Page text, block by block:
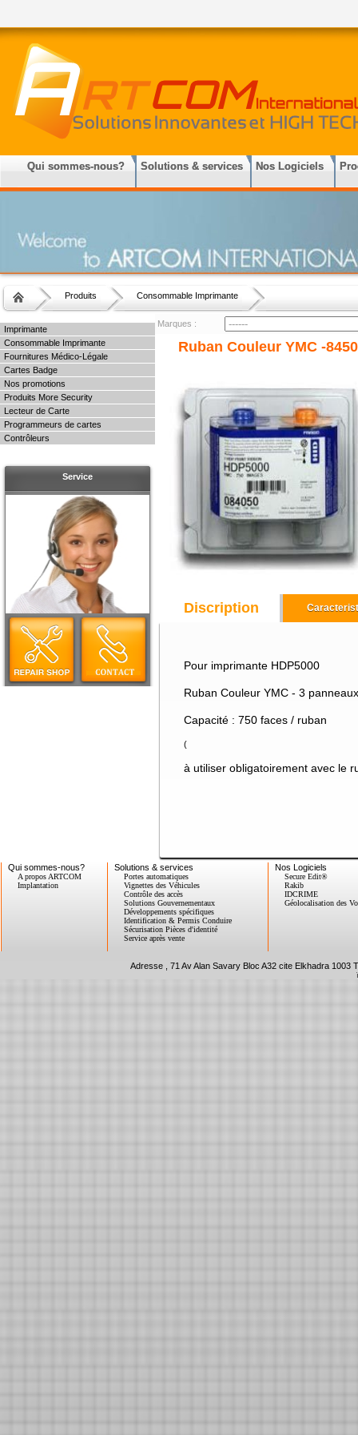
Qui sommes-nous? Solutions & services Nos Logiciels
Produits Consommable Imprimante
Imprimante
Consommable Imprimante
Fournitures Médico-Légale
Cartes Badge
Nos promotions
Produits More Security
Lecteur de Carte
Programmeurs de cartes
Contrôleurs
Service
Marques :
Ruban Couleur YMC -8450
Discription
Pour imprimante HDP5000
Ruban Couleur YMC - 3 panneaux
Capacité : 750 faces / ruban
(
à utiliser obligatoirement avec le
Qui sommes-nous?
A propos ARTCOM
Implantation
Solutions & services
Portes automatiques
Vignettes des Véhicules
Contrôle des accès
Solutions Gouvernementaux
Développements spécifiques
Identification & Permis Conduire
Sécurisation Pièces d'identité
Service après vente
Nos Logiciels
Secure Edit®
Rakib
IDCRIME
Géolocalisation des
Adresse , 71 Av Alan Savary Bloc A32 cite Elkhadra